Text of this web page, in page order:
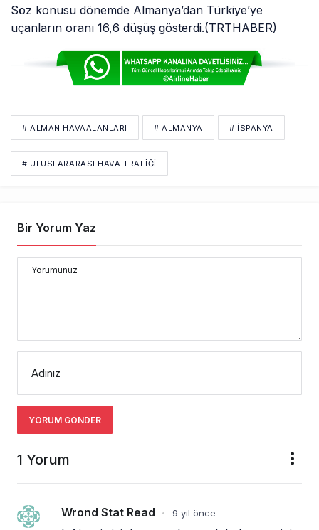
Söz konusu dönemde Almanya’dan Türkiye’ye
uçanların oranı 16,6 düşüş gösterdi.(TRTHABER)
# ALMAN HAVAALANLARI # ALMANYA # İSPANYA
# ULUSLARARASI HAVA TRAFİĞİ
Bir Yorum Yaz
Yorumunuz
Adınız
YORUM GÖNDER
1 Yorum
Wrond Stat Read • 9 yıl önce